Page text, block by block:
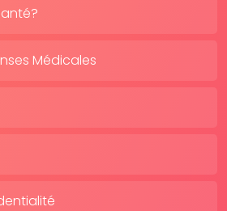
Médicales